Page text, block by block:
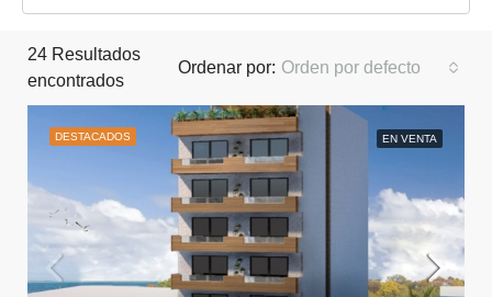
24 Resultados
encontrados
Ordenar por: Orden por defecto
DESTACADOS EN VENTA